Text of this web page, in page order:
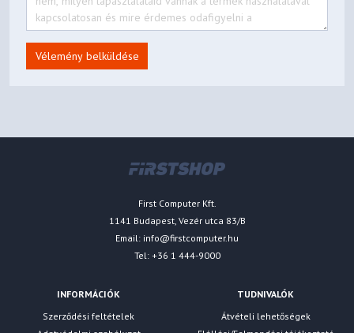
Vélemény belküldése
First Computer Kft.
1141 Budapest, Vezér utca 83/B
Email: info@firstcomputer.hu
Tel: +36 1 444-9000
INFORMÁCIÓK
Szerződési feltételek
TUDNIVALÓK
Átvételi lehetőségek